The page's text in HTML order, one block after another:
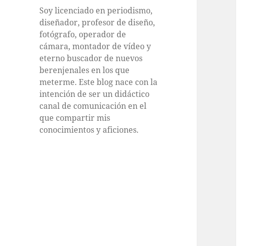
Soy licenciado en periodismo,
diseñador, profesor de diseño,
fotógrafo, operador de
cámara, montador de vídeo y
eterno buscador de nuevos
berenjenales en los que
meterme. Este blog nace con la
intención de ser un didáctico
canal de comunicación en el
que compartir mis
conocimientos y aficiones.